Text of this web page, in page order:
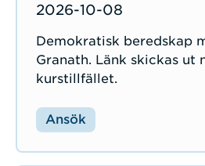
2026-10-08
Demokratisk beredskap
Granath. Länk skickas ut
kurstillfället.
Ansök